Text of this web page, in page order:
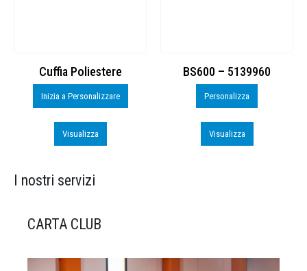
Cuffia Poliestere
Inizia a Personalizzare
Visualizza
BS600 – 5139960
Personalizza
Visualizza
I nostri servizi
CARTA CLUB